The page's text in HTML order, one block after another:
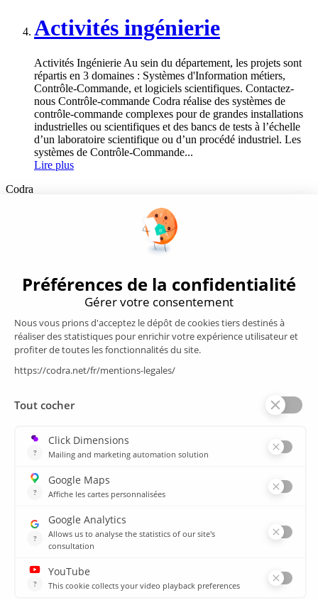
Activités ingénierie
Activités Ingénierie Au sein du département, les projets sont
répartis en 3 domaines : Systèmes d'Information métiers,
Contrôle-Commande, et logiciels scientifiques. Contactez-
nous Contrôle-commande Codra réalise des systèmes de
contrôle-commande complexes pour de grandes installations
industrielles ou scientifiques et des bancs de tests à l’échelle
d’un laboratoire scientifique ou d’un procédé industriel. Les
systèmes de Contrôle-Commande...
Lire plus
Codra
Éditeur des logiciels Panorama Suite et COOX Origin, CODRA est
également un acteur reconnu dans le secteur de l'ingénierie logicielle
Supervision/SCADA
Suivi énergie
MES
Formations
plan du site
Ressources
Médiathèque
CSIRT
Agences
Agences
© 2026 CODRA. Tous Droits Réservés.